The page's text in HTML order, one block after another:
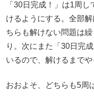
「30日完成！」は1周
けるようにする。全部
ちらも解けない問題は
り。次にまた「30日完
いるので、解けるまで
おおよそ、どちらも5周